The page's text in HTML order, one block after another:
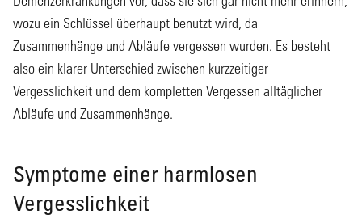
wozu ein Schlüssel überhaupt benutzt wird, da
Zusammenhänge und Abläufe vergessen wurden. Es besteht
also ein klarer Unterschied zwischen kurzzeitiger
Vergesslichkeit und dem kompletten Vergessen alltäglicher
Abläufe und Zusammenhänge.
Symptome einer harmlosen
Vergesslichkeit